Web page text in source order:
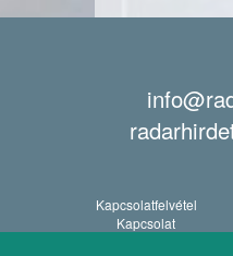
Kapcsolatfelvétel
Kapcsolat